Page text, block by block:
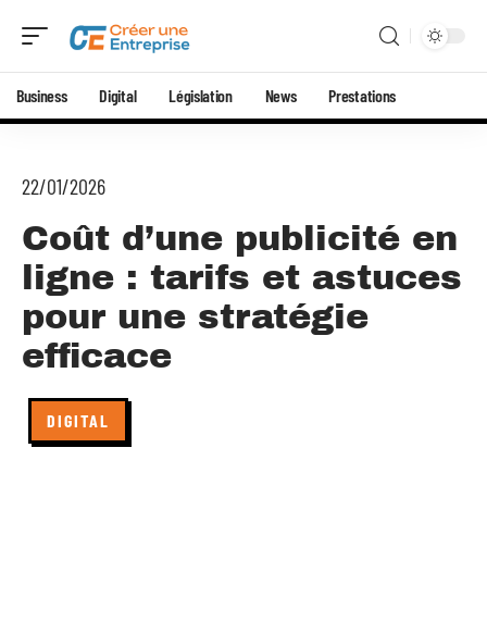
Business Digital Législation News Prestations
22/01/2026
Coût d’une publicité en
ligne : tarifs et astuces
pour une stratégie
efficace
DIGITAL